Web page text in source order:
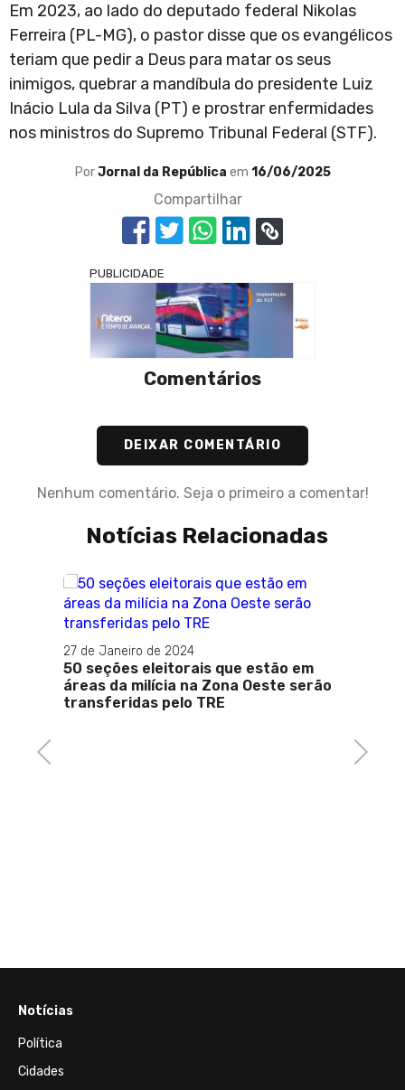
Em 2023, ao lado do deputado federal Nikolas
Ferreira (PL-MG), o pastor disse que os evangélicos
teriam que pedir a Deus para matar os seus
inimigos, quebrar a mandíbula do presidente Luiz
Inácio Lula da Silva (PT) e prostrar enfermidades
nos ministros do Supremo Tribunal Federal (STF).
PorJornal da República em 16/06/2025
Compartilhar
PUBLICIDADE
Comentários
DEIXAR COMENTÁRIO
Nenhum comentário. Seja o primeiro a comentar!
Notícias Relacionadas
Previous
27 de Janeiro de 2024
50 seções eleitorais que estão em
áreas da milícia na Zona Oeste serão
transferidas pelo TRE
Next
Notícias
Política
Cidades